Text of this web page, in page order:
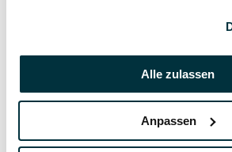
Alle zulassen
Anpassen
Katzen
Vitamin B für den Hund: Für was
Hunde
13 August 2022